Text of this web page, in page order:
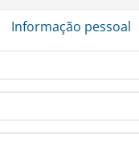
Informação pessoal